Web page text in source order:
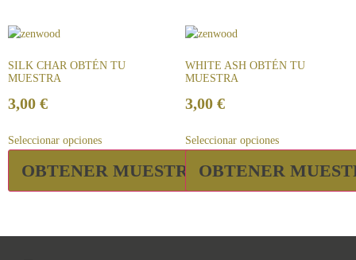
SILK CHAR OBTÉN TU
MUESTRA
3,00 €
Seleccionar opciones
OBTENER MUESTRA
WHITE ASH OBTÉN TU
MUESTRA
3,00 €
Seleccionar opciones
OBTENER